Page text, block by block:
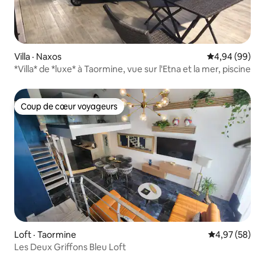
Villa · Naxos Note
4,94 (99)
*Villa* de *luxe* à Taormine, vue sur l'Etna et la mer, piscine
Coup de cœur voyageurs
Coup de cœur voyageurs
Loft · Taormine Note
4,97 (58)
Les Deux Griffons Bleu Loft